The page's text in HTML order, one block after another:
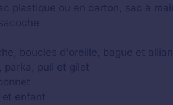
plastique ou en carton, sac à
boucles d'oreille, bague et
parka, pull et gilet
et enfant